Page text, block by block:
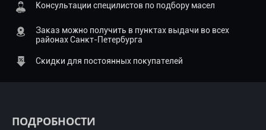
Консультации специлистов по подбору масел
Заказ можно получить в пунктах выдачи во всех
районах Санкт-Петербурга
Скидки для постоянных покупателей
ПОДРОБНОСТИ